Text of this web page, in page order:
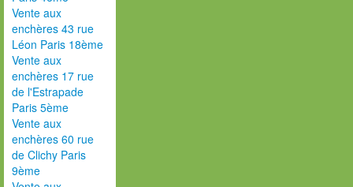
Vente aux
enchères 43 rue
Léon Paris 18ème
Vente aux
enchères 17 rue
de l'Estrapade
Paris 5ème
Vente aux
enchères 60 rue
de Clichy Paris
9ème